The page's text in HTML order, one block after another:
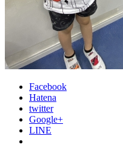
Facebook
Hatena
twitter
Google+
LINE